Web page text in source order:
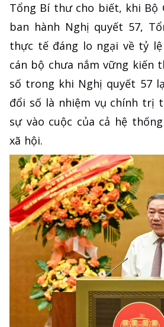
Tổng Bí thư cho biết, khi Bộ
ban hành Nghị quyết 57,
thực tế đáng lo ngại về tỷ
cán bộ chưa nắm vững kiến
số trong khi Nghị quyết 57
đổi số là nhiệm vụ chính trị
sự vào cuộc của cả hệ
xã hội.